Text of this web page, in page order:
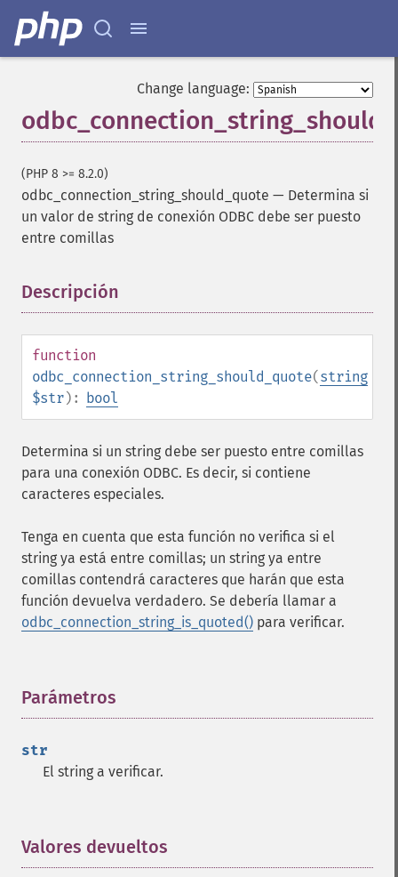
Change language:
(PHP 8 >= 8.2.0)
odbc_connection_string_should_quote — Determina si
un valor de string de conexión ODBC debe ser puesto
entre comillas
Descripción
function
odbc_connection_string_should_quote(string
$str): bool
Determina si un string debe ser puesto entre comillas
para una conexión ODBC. Es decir, si contiene
caracteres especiales.
Tenga en cuenta que esta función no verifica si el
string ya está entre comillas; un string ya entre
comillas contendrá caracteres que harán que esta
función devuelva verdadero. Se debería llamar a
odbc_connection_string_is_quoted() para verificar.
Parámetros
str
El string a verificar.
Valores devueltos